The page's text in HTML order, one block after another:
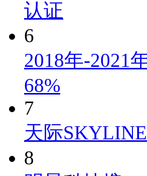
认证
6
2018年-2021
68%
7
天际
8